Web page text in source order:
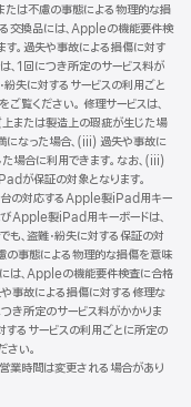
たは不慮の事態による物理的な損
交換品には、Appleの機能要件検
。過失や事故による損傷に対す
、1回につき所定のサービス料が
紛失に対するサービスの利用ごと
（新
規
ウ
イ
ン
ド
ウ
で
開
き
ま
す）
をご覧ください。 修理サービスは、
または製造上の瑕疵が生じた場
なった場合、(iii) 過失や事故に
場合に利用できます。なお、(iii)
が保証の対象となります。
の対応するApple製iPad用キー
Apple製iPad用キーボードは、
、盗難・紛失に対する保証の対
の事態による物理的な損傷を意味
は、Appleの機能要件検査に合格
事故による損傷に対する修理な
つき所定のサービス料がかかりま
するサービスの利用ごとに所定の
さい。
業時間は変更される場合があり